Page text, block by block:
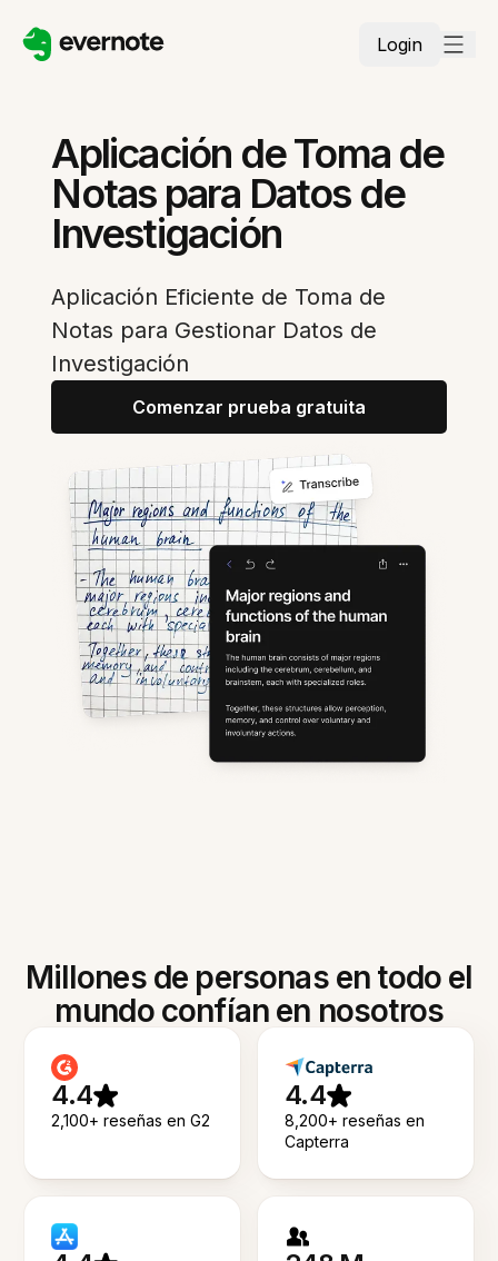
Login
Aplicación de Toma de
Notas para Datos de
Investigación
Aplicación Eficiente de Toma de
Notas para Gestionar Datos de
Investigación
Comenzar prueba gratuita
Millones de personas en todo el
mundo confían en nosotros
4.4
2,100+ reseñas en G2
4.4
8,200+ reseñas en
Capterra